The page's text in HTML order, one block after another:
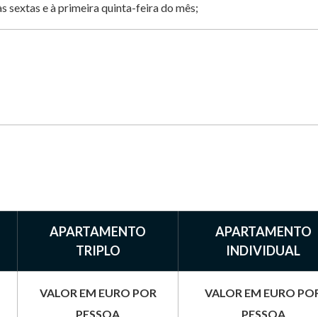
sextas e à primeira quinta-feira do mês;
APARTAMENTO
TRIPLO
APARTAMENTO
INDIVIDUAL
VALOR EM EURO POR
PESSOA
VALOR EM EURO
PESSOA